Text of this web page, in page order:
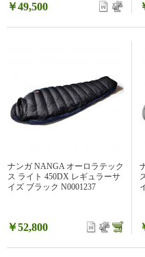
￥49,500
ナンガ NANGA オーロラテック
ス ライト 450DX レギュラーサ
イズ ブラック N0001237
￥52,800